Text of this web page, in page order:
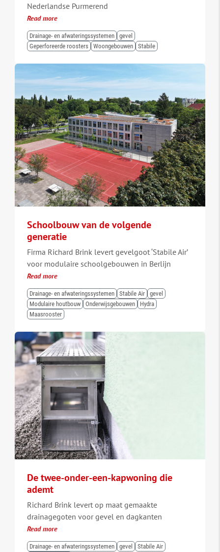
Nederlandse Purmerend
Read more
Drainage- en afwateringssystemen
gevel
Geperforeerde roosters
Woongebouwen Stabile
Schoolbouw van de volgende
generatie
Firma Richard Brink levert gevelgoot ‘Stabile Air’
voor modulaire schoolgebouwen in Berlijn
Read more
Drainage- en afwateringssystemen Stabile Air
gevel
Modulaire houtbouw
Onderwijsgebouwen
Hydra
Maasrooster
De twee-onder-een-kapwoning die
ademt
Richard Brink levert op maat gemaakte
drainagegoten voor gevel en dagkanten
Read more
Drainage- en afwateringssystemen gevel Stabile Air